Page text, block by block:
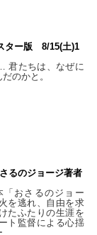
ター版 8/15(土)1
君たちは、なぜに
のかと。
るのジョージ著者
「おさるのジョー
を逃れ、自由を求
たふたりの生涯を
ト監督による心揺